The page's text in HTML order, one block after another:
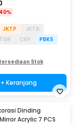
40%
JKTP
JKTB
TGR CKP
PBKS
Stok
+ Keranjang
Dinding
Acrylic 7 PCS